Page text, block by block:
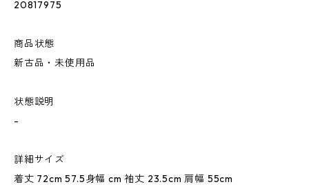
20817975
商品状態
新古品・未使用品
状態説明
-
詳細サイズ
着丈 72cm 57.5身幅 cm 袖丈 23.5cm 肩幅 55cm